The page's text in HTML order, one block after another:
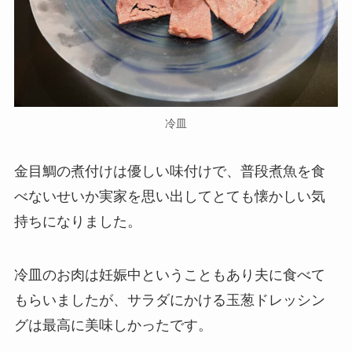
冷皿
金目鯛の煮付けは優しい味付けで、普段煮魚を食
べないせいか実家を思い出してとても懐かしい気
持ちになりました。
冷皿のお肉は妊娠中ということもあり夫に食べて
もらいましたが、サラダにかける玉葱ドレッシン
グは最高に美味しかったです。